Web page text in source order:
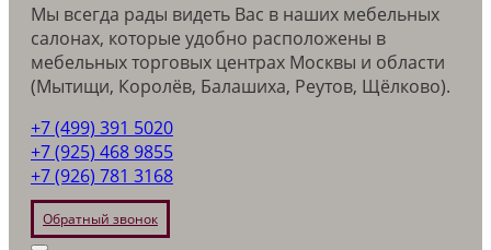
Мы всегда рады видеть Вас в наших мебельных
салонах, которые удобно расположены в
мебельных торговых центрах Москвы и области
(Мытищи, Королёв, Балашиха, Реутов, Щёлково).
+7 (499) 391 5020
+7 (925) 468 9855
+7 (926) 781 3168
Обратный звонок